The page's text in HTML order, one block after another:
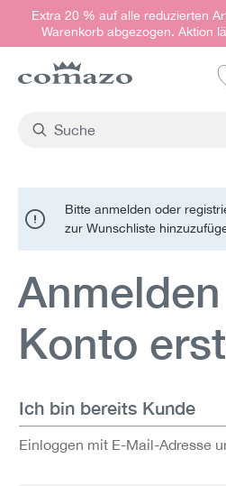
springen
Extra 20 % auf alle reduzierten
Warenkorb abgezogen. Aktion
Bitte anmelden oder
zur Wunschliste
Konto
Ich bin bereits Kunde
Einloggen mit E-Mail-Adresse